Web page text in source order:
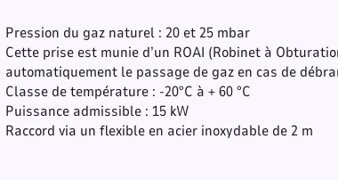
Pression du gaz naturel : 20 et 25 mbar
Cette prise est munie d’un ROAI (Robinet à
automatiquement le passage de gaz en cas de
Classe de température : -20°C à + 60 °C
Puissance admissible : 15 kW
Raccord via un flexible en acier inoxydable de 2 m